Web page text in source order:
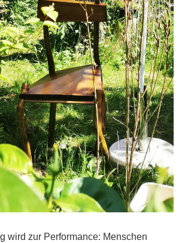
wird zur Performance: Menschen